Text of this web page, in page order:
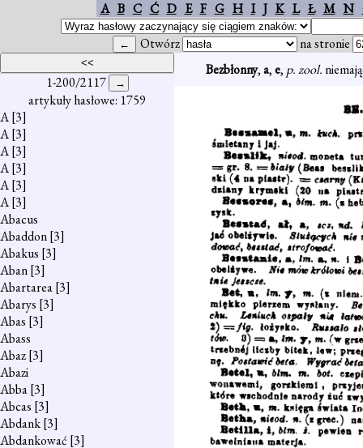
A B C Ć D E F G H I J K L Ł M N
Otwórz na stronie
1-200/2117
artykuły hasłowe: 1759
A[3]
A[3]
A[3]
A[3]
A[3]
A[3]
Abacus
Abaddon[3]
Abakus [3]
Aban[3]
Abartarea[3]
Abarys [3]
Abas [3]
Abass
Abaz[3]
Abazi
Abba[3]
Abcas [3]
Abdank[3]
Abdankować [3]
Bezbłonny,a,e, p. zool.